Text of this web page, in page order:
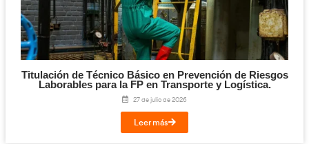
Te puede interesar...